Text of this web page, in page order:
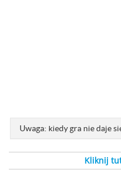
Uwaga: kiedy gra nie daje
Kliknij